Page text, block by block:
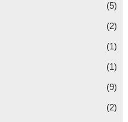
(5)
(2)
(1)
(1)
(9)
(2)